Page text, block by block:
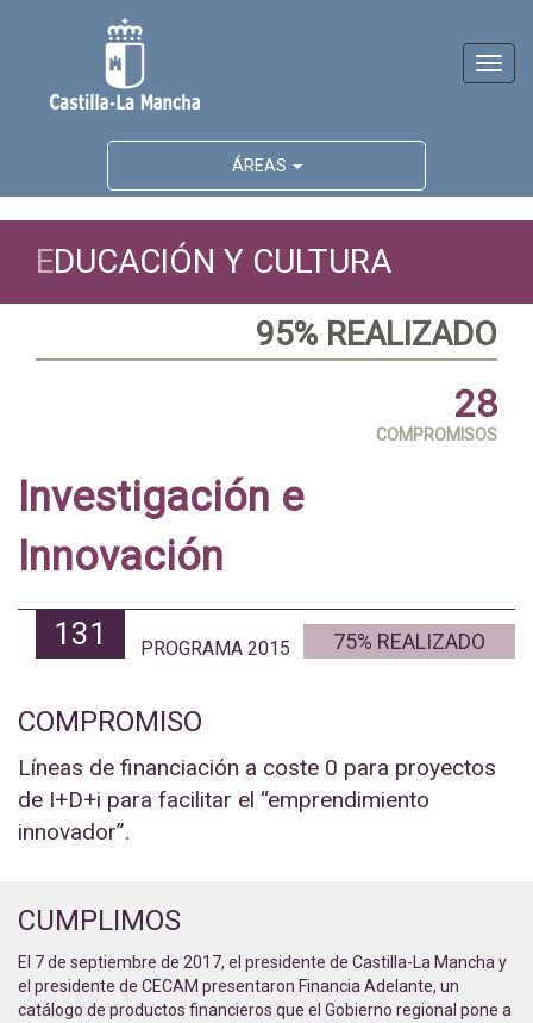
ÁREAS
EDUCACIÓN Y CULTURA
95% REALIZADO
28
COMPROMISOS
Investigación e
Innovación
131 PROGRAMA 2015 75% REALIZADO
COMPROMISO
Líneas de financiación a coste 0 para proyectos
de I+D+i para facilitar el “emprendimiento
innovador”.
CUMPLIMOS
El 7 de septiembre de 2017, el presidente de Castilla-La Mancha y
el presidente de CECAM presentaron Financia Adelante, un
catálogo de productos financieros que el Gobierno regional pone a